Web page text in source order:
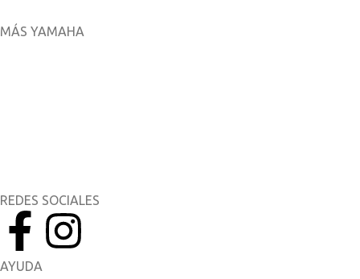
MÁS YAMAHA
REDES SOCIALES
AYUDA